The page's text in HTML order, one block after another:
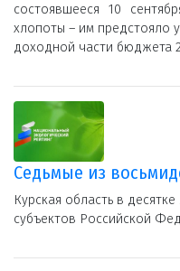
состоявшееся 10
хлопоты – им предстояло
доходной части бюджета
Седьмые из
Курская область в
субъектов Российской